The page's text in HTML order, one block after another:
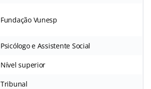
Fundação Vunesp
Psicólogo e Assistente Social
Nível superior
Tribunal